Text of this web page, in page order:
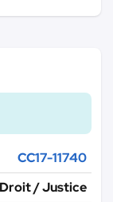
CC17-11740
Droit / Justice